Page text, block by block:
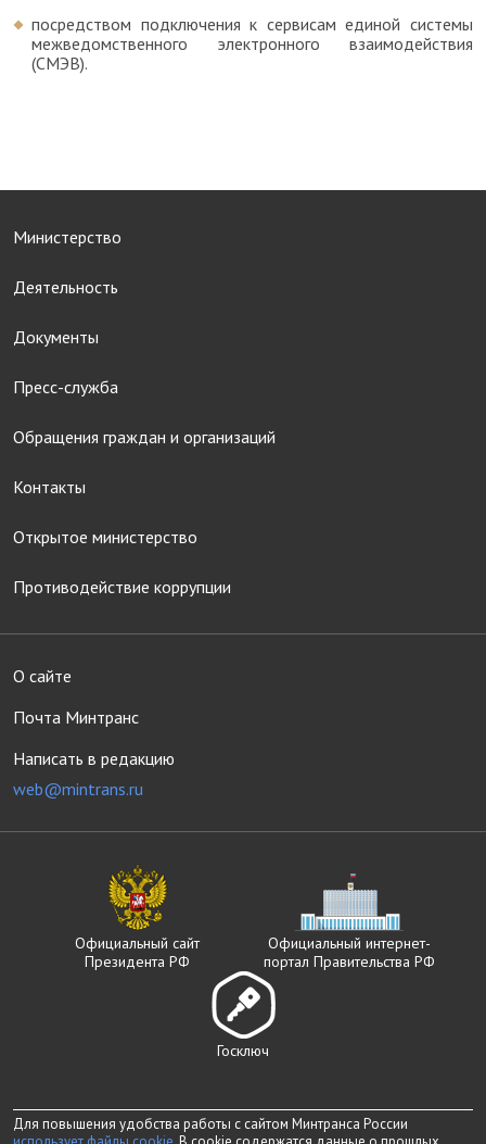
посредством подключения к сервисам единой системы
межведомственного электронного взаимодействия
(СМЭВ).
Министерство
Деятельность
Документы
Пресс-служба
Обращения граждан и организаций
Контакты
Открытое министерство
Противодействие коррупции
О сайте
Почта Минтранс
Написать в редакцию
web@mintrans.ru
Официальный сайт
Президента РФ
Официальный интернет-
портал Правительства РФ
Госключ
Для повышения удобства работы с сайтом Минтранса России